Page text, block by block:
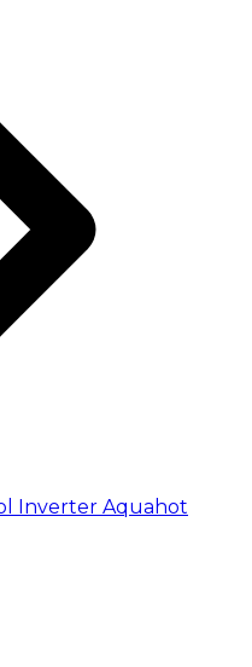
Inverter Aquahot